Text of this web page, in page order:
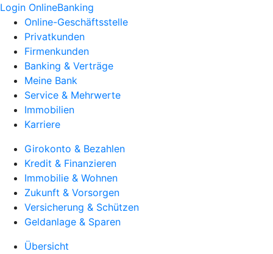
Login OnlineBanking
Online-Geschäftsstelle
Privatkunden
Firmenkunden
Banking & Verträge
Meine Bank
Service & Mehrwerte
Immobilien
Karriere
Girokonto & Bezahlen
Kredit & Finanzieren
Immobilie & Wohnen
Zukunft & Vorsorgen
Versicherung & Schützen
Geldanlage & Sparen
Übersicht